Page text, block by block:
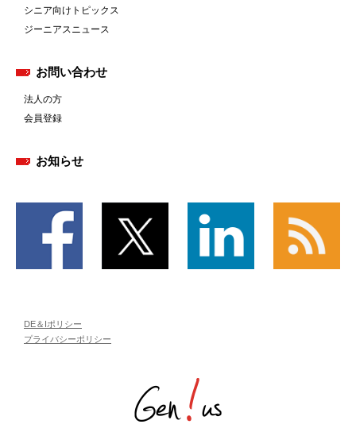
シニア向けトピックス
ジーニアスニュース
お問い合わせ
法人の方
会員登録
お知らせ
DE＆Iポリシー
プライバシーポリシー